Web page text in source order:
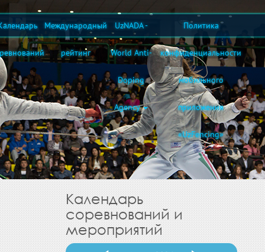
Международный
рейтинг
UzNADA -
World Anti-
Doping
Agency
Политика
конфиденциальности
мобильного
приложения
«UzFencing»
Календарь
соревнований и
мероприятий